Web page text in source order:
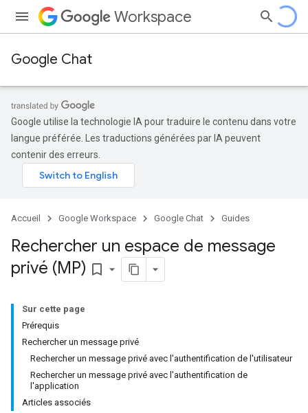
Workspace
Google Chat
Google utilise la technologie IA pour traduire le contenu dans votre
langue préférée. Les traductions générées par IA peuvent
contenir des erreurs.
Accueil Google Workspace Google Chat Guides
Rechercher un espace de message
privé (MP) bookmark_border
Sur cette page
Prérequis
Rechercher un message privé
Rechercher un message privé avec l'authentification de l'utilisateur
Rechercher un message privé avec l'authentification de
l'application
Articles associés